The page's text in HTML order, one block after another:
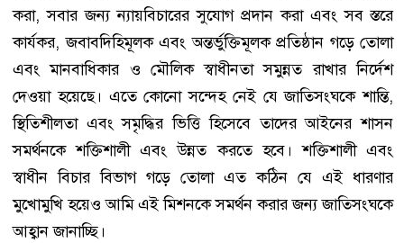
করা, সবার জন্য ন্যায়বিচারের সুযোগ প্রদান করা এবং সব স্তরে
কার্যকর, জবাবদিহিমূলক এবং অন্তর্ভুক্তিমূলক প্রতিষ্ঠান গড়ে তোলা
এবং মানবাধিকার ও মৌলিক স্বাধীনতা সমুন্নত রাখার নির্দেশ
দেওয়া হয়েছে। এতে কোনো সন্দেহ নেই যে জাতিসংঘকে শান্তি,
স্থিতিশীলতা এবং সমৃদ্ধির ভিত্তি হিসেবে তাদের আইনের শাসন
সমর্থনকে শক্তিশালী এবং উন্নত করতে হবে। শক্তিশালী এবং
স্বাধীন বিচার বিভাগ গড়ে তোলা এত কঠিন যে এই ধারণার
মুখোমুখি হয়েও আমি এই মিশনকে সমর্থন করার জন্য জাতিসংঘকে
আহ্বান জানাচ্ছি।